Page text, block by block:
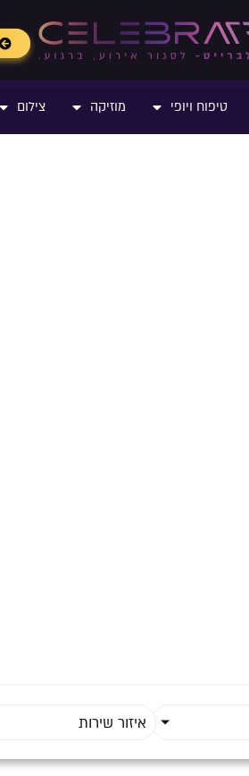
טיפוח ויופי מוזיקה צילום
איזור שירות